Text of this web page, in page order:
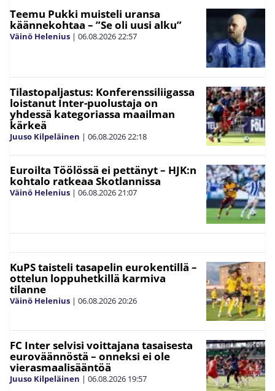
Teemu Pukki muisteli uransa
käännekohtaa – ”Se oli uusi alku”
Väinö Helenius | 06.08.202622:57
Tilastopaljastus: Konferenssiliigassa
loistanut Inter-puolustaja on
yhdessä kategoriassa maailman
kärkeä
Juuso Kilpeläinen | 06.08.202622:18
Euroilta Töölössä ei pettänyt – HJK:n
kohtalo ratkeaa Skotlannissa
Väinö Helenius | 06.08.202621:07
KuPS taisteli tasapelin eurokentillä –
ottelun loppuhetkillä karmiva
tilanne
Väinö Helenius | 06.08.202620:26
FC Inter selvisi voittajana tasaisesta
euroväännöstä – onneksi ei ole
vierasmaalisääntöä
Juuso Kilpeläinen | 06.08.2026 19:57